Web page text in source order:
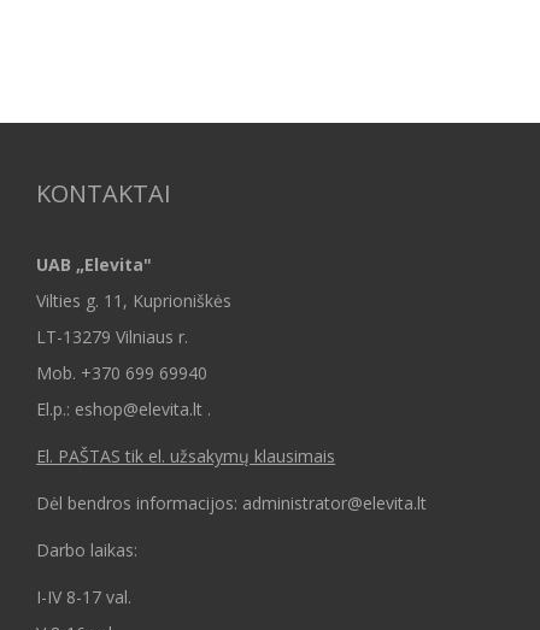
KONTAKTAI
UAB „Elevita"
Vilties g. 11, Kuprioniškės
LT-13279 Vilniaus r.
Mob. +370 699 69940
El.p.: eshop@elevita.lt .
El. PAŠTAS tik el. užsakymų klausimais
Dėl bendros informacijos: administrator@elevita.lt
Darbo laikas:
I-IV 8-17 val.